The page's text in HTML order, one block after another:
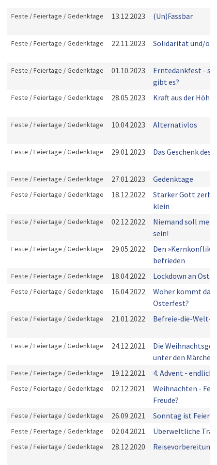
Feste / Feiertage / Gedenktage 13.12.2023 (Un)Fassbar
Feste / Feiertage / Gedenktage 22.11.2023 Solidarität und/
Feste / Feiertage / Gedenktage 01.10.2023
Erntedankfest - so
gibt es?
Feste / Feiertage / Gedenktage 28.05.2023 Kraft aus der Höhe
Feste / Feiertage / Gedenktage 10.04.2023 Alternativlos
Feste / Feiertage / Gedenktage 29.01.2023 Das Geschenk des
Feste / Feiertage / Gedenktage 27.01.2023 Gedenktage
Feste / Feiertage / Gedenktage 18.12.2022
Starker Gott
klein
Feste / Feiertage / Gedenktage 02.12.2022
Niemand soll
sein!
Feste / Feiertage / Gedenktage 29.05.2022
Den »Kernkonflikt«
befrieden
Feste / Feiertage / Gedenktage 18.04.2022 Lockdown an
Feste / Feiertage / Gedenktage 16.04.2022
Woher kommt das
Osterfest?
Feste / Feiertage / Gedenktage 21.01.2022 Befreie-die-Welt-
Feste / Feiertage / Gedenktage 24.12.2021
Die
unter den Märchen
Feste / Feiertage / Gedenktage 19.12.2021 4. Advent - endlich
Feste / Feiertage / Gedenktage 02.12.2021
Weihnachten -
Freude?
Feste / Feiertage / Gedenktage 26.09.2021 Sonntag ist
Feste / Feiertage / Gedenktage 02.04.2021 Überweltliche
Feste / Feiertage / Gedenktage 28.12.2020